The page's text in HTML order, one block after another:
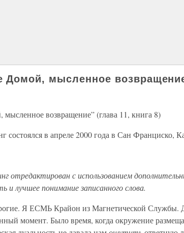
Домой, мысленное
возвращение” (глава 11, книга 8)
состоялся в апреле 2000 года в Сан Франциско,
отредактирован с использованием
и лучшее понимание записанного слова.
Я ЕСМЬ Крайон из Магнетической Службы.
момент. Было время, когда окружение